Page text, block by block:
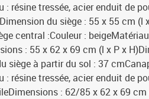
: résine tressée, acier enduit de
du siège : 55 x 55 cm (l
central :Couleur :
: 55 x 62 x 69 cm (l x P x
siège à partir du sol : 37
: résine tressée, acier enduit de
: 62/85 x 62 x 69 cm